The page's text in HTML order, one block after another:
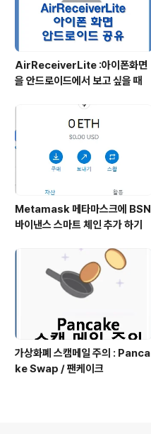
AirReceiverLite :아이폰화면
을 안드로이드에서 보고 싶을 때
Metamask 메타마스크에 BSN
바이낸스 스마트 체인 추가 하기
가상화폐 스캠메일 주의 : Panca
ke Swap / 팬케이크